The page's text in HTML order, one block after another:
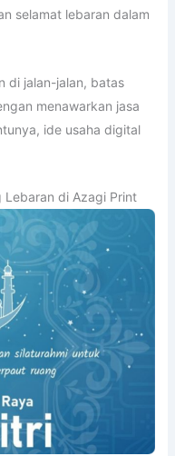
selamat lebaran dalam
di jalan-jalan, batas
menawarkan jasa
ide usaha digital
Lebaran di Azagi Print